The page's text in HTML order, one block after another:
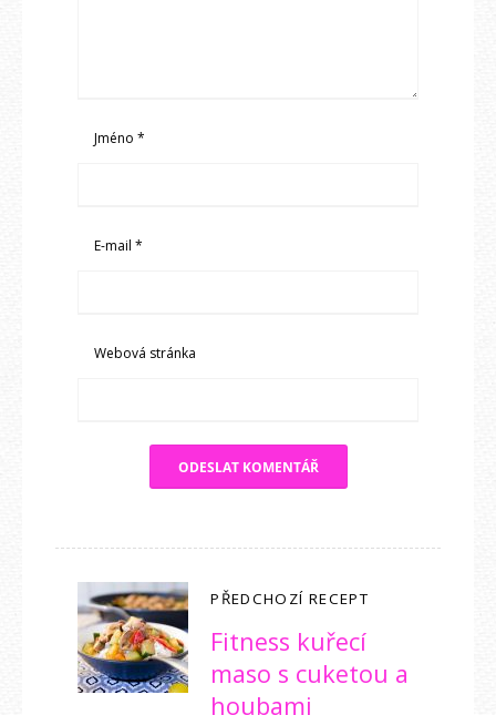
Jméno*
E-mail*
Webová stránka
PŘEDCHOZÍ RECEPT
Fitness kuřecí
maso s cuketou a
houbami